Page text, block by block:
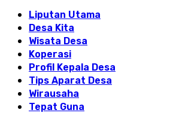
Liputan Utama
Desa Kita
Wisata Desa
Koperasi
Profil Kepala Desa
Tips Aparat Desa
Wirausaha
Tepat Guna